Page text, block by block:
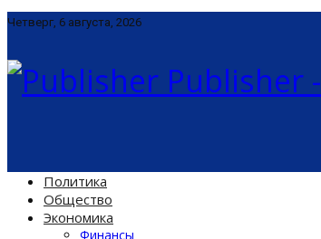
Четверг, 6 августа, 2026
Publisher -
Политика
Общество
Экономика
Финансы